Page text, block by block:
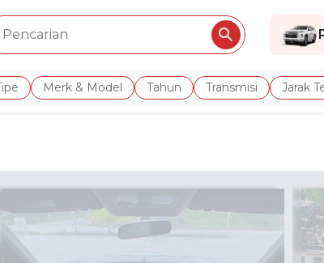
Merk & Model Tahun Transmisi Jarak